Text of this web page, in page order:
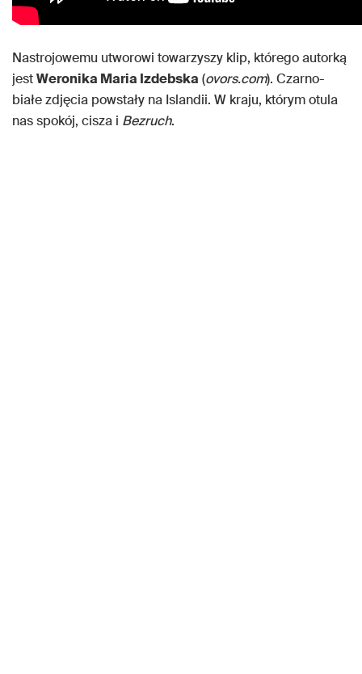
Nastrojowemu utworowi towarzyszy klip, którego autorką
jestWeronika Maria Izdebska (ovors.com). Czarno-
białe zdjęcia powstały na Islandii. W kraju, którym otula
nas spokój, cisza i Bezruch.